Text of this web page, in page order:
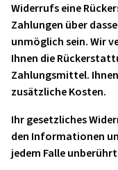
Widerrufs eine
Zahlungen über
unmöglich sein. Wir
Ihnen die
Zahlungsmittel.
zusätzliche Kosten.
Ihr gesetzliches
den Informationen
jedem Falle